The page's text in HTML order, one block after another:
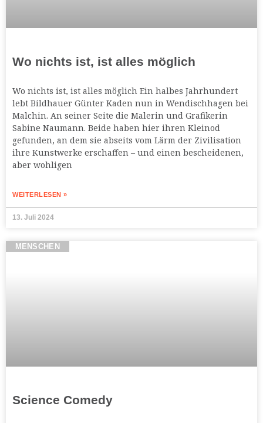
Wo nichts ist, ist alles möglich
Wo nichts ist, ist alles möglich Ein halbes Jahrhundert
lebt Bildhauer Günter Kaden nun in Wendischhagen bei
Malchin. An seiner Seite die Malerin und Grafikerin
Sabine Naumann. Beide haben hier ihren Kleinod
gefunden, an dem sie abseits vom Lärm der Zivilisation
ihre Kunstwerke erschaffen – und einen bescheidenen,
aber wohligen
WEITERLESEN »
13. Juli 2024
MENSCHEN
Science Comedy